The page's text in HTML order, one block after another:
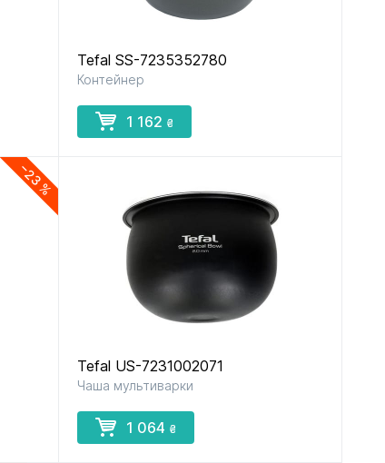
Tefal SS-7235352780
Контейнер
1 162 ₴
−23 %
Tefal US-7231002071
Чаша мультиварки
1 064 ₴